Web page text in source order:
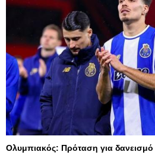
Ολυμπιακός: Πρόταση για δανεισμό